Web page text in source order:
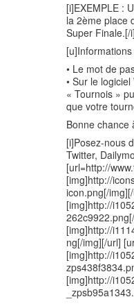
[i]EXEMPLE :
la 2ème place
Super Finale.[/i]
• Le mot de
• Sur le
« Tournois »
que votre
Bonne chance
[i]Posez-nous
Twitter,
[url=http://
[img]http://
icon.png[/
[img]http://
[img]http://
ng[/img][/url]
[img]http://
[img]http://